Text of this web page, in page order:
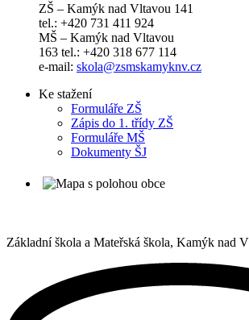
ZŠ – Kamýk nad Vltavou 141
tel.: +420 731 411 924
MŠ – Kamýk nad Vltavou
163 tel.: +420 318 677 114
e-mail: skola@zsmskamyknv.cz
Ke stažení
Formuláře ZŠ
Zápis do 1. třídy ZŠ
Formuláře MŠ
Dokumenty ŠJ
Základní škola a Mateřská škola, Kamýk nad